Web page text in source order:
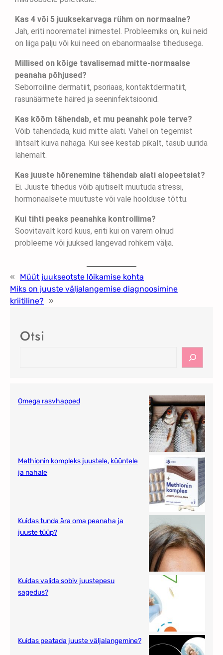
Kas 4 või 5 juuksekarvaga rühm on normaalne?
Jah, eriti noorematel inimestel. Probleemiks on, kui neid
on liiga palju või kui need on ebanormaalse tihedusega.
Millised on kõige tavalisemad mitte-normaalse
peanaha põhjused?
Seborroiline dermatiit, psoriaas, kontaktdermatiit,
rasunäärmete häired ja seeninfektsioonid.
Kas kõõm tähendab, et mu peanahk pole terve?
Võib tähendada, kuid mitte alati. Vahel on tegemist
lihtsalt kuiva nahaga. Kui see kestab pikalt, tasub uurida
lähemalt.
Kas juuste hõrenemine tähendab alati alopeetsiat?
Ei. Juuste tihedus võib ajutiselt muutuda stressi,
hormonaalsete muutuste või vale hoolduse tõttu.
Kui tihti peaks peanahka kontrollima?
Soovitavalt kord kuus, eriti kui on varem olnud
probleeme või juuksed langevad rohkem välja.
«
Müüt juukseotste lõikamise kohta
Miks on juuste väljalangemise diagnoosimine
kriitiline?
»
Otsi
Omega rasvhapped
Methionin kompleks juustele, küüntele
ja nahale
Kuidas tunda ära oma peanaha ja
juuste tüüp?
Kuidas valida sobiv juustepesu
sagedus?
Kuidas peatada juuste väljalangemine?